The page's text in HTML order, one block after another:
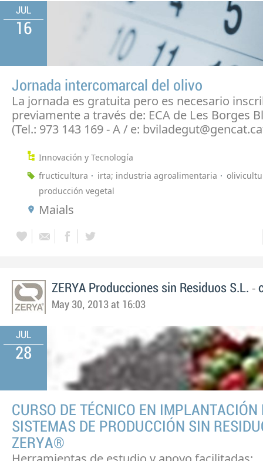
JUL
16
Jornada intercomarcal del olivo
La jornada es gratuita pero es necesario
previamente a través de: ECA de Les Borges
(Tel.: 973 143 169 - A / e:
Innovación y Tecnología
fructicultura
irta; industria agroalimentaria
producción vegetal
Maials
ZERYA Producciones sin Residuos S.L. -
May 30, 2013 at 16:03
JUL
28
CURSO DE TÉCNICO EN IMPLANTACIÓN
SISTEMAS DE PRODUCCIÓN SIN
ZERYA®